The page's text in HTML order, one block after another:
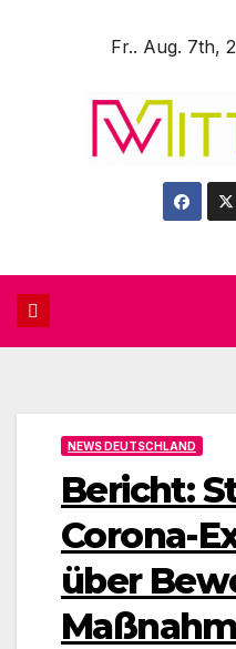
Fr.. Aug. 7th,
NEWS DEUTSCHLAND
Bericht:
Corona-
über